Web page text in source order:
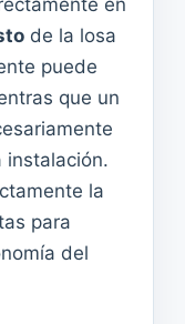
en
de la losa
puede
que un
instalación.
la
para
del